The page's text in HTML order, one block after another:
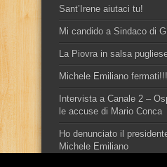
Sant’Irene aiutaci tu!
Mi candido a Sindaco di
La Piovra in salsa
Michele Emiliano fermati!!!
Intervista a Canale 2 –
le accuse di Mario Conca
Ho denunciato il
Michele Emiliano